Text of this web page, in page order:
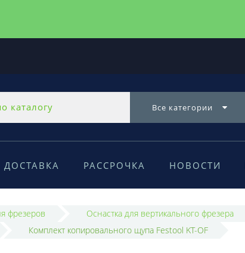
Все категории
ДОСТАВКА РАССРОЧКА НОВОСТИ
фрезеров
Оснастка для вертикального фрезера
Комплект копировального щупа Festool KT-OF